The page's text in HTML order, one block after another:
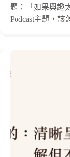
題：「如果興趣
Podcast主題，該